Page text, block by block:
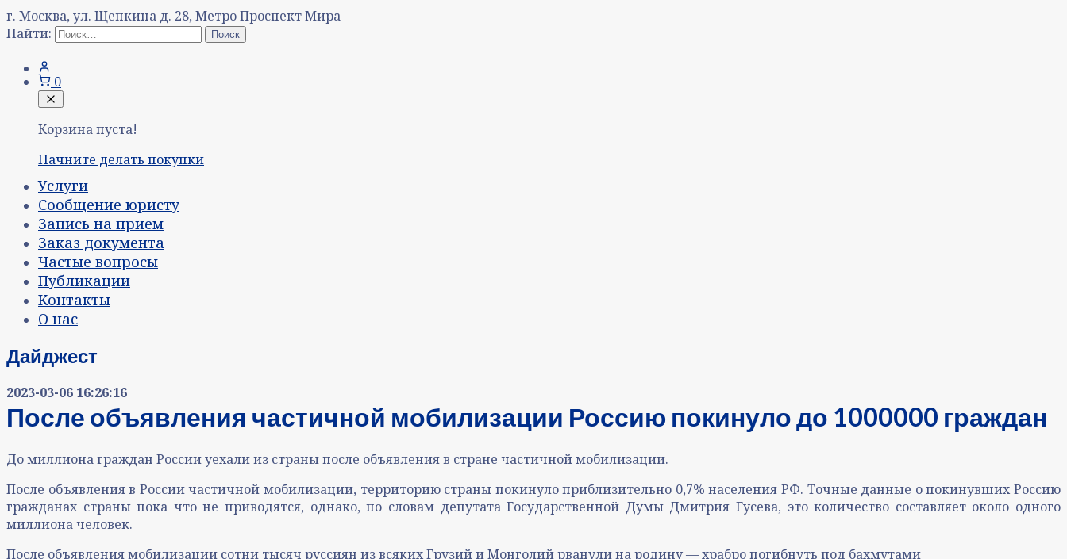
г. Москва, ул. Щепкина д. 28, Метро Проспект Мира
Найти:
0
Корзина пуста!
Начните делать покупки
Услуги
Сообщение юристу
Запись на прием
Заказ документа
Частые вопросы
Публикации
Контакты
О нас
Дайджест
2023-03-06 16:26:16
После объявления частичной мобилизации Россию покинуло до 1000000 граждан
До миллиона граждан России уехали из страны после объявления в стране частичной мобилизации.
После объявления в России частичной мобилизации, территорию страны покинуло приблизительно 0,7% населения РФ. Точные данные о покинувших Россию
гражданах страны пока что не приводятся, однако, по словам депутата Государственной Думы Дмитрия Гусева, это количество составляет около одного
миллиона человек.
После объявления мобилизации сотни тысяч руссиян из всяких Грузий и Монголий рванули на родину — храбро погибнуть под бахмутами